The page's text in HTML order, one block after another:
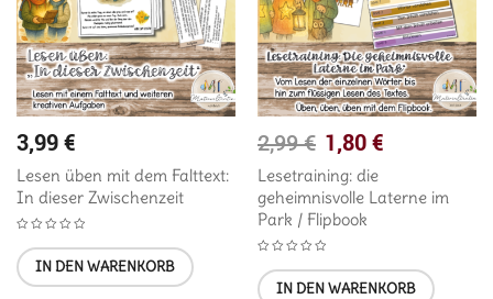
3,99€
Lesen üben mit dem Falttext:
In dieser Zwischenzeit
IN DEN WARENKORB
2,99€ 1,80€
Lesetraining: die
geheimnisvolle Laterne im
Park / Flipbook
IN DEN WARENKORB